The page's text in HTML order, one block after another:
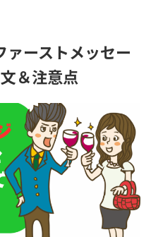
ァーストメッセー
＆注意点